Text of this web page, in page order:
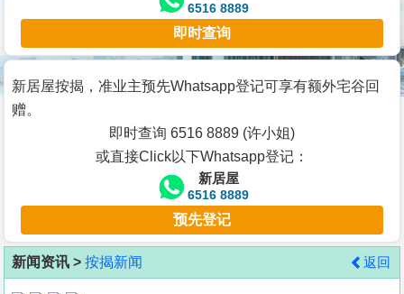
宅
谷
按
客
地
6516 8889
即时查询
新居屋按揭，准业主预先Whatsapp登记可享有额外宅谷回
赠。
即时查询 6516 8889 (许小姐)
或直接Click以下Whatsapp登记：
新居屋
6516 8889
预先登记
新闻资讯 > 按揭新闻 返回